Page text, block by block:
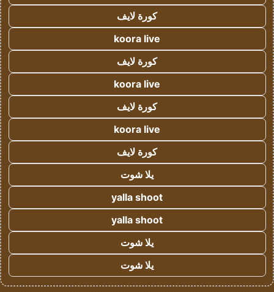
كورة لايف
koora live
كورة لايف
koora live
كورة لايف
koora live
كورة لايف
يلا شوت
yalla shoot
yalla shoot
يلا شوت
يلا شوت